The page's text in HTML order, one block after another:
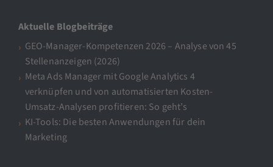
Aktuelle Blogbeiträge
GEO-Manager-Kompetenzen 2026 – Analyse von 45
Stellenanzeigen (2026)
Meta Ads Manager mit Google Analytics 4
verknüpfen und von automatisierten Kosten-
Umsatz-Analysen profitieren: So geht’s
KI-Tools: Die besten Anwendungen für dein
Marketing